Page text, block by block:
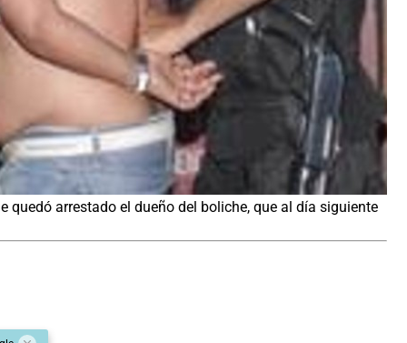
arrestado el dueño del boliche, que al día siguiente